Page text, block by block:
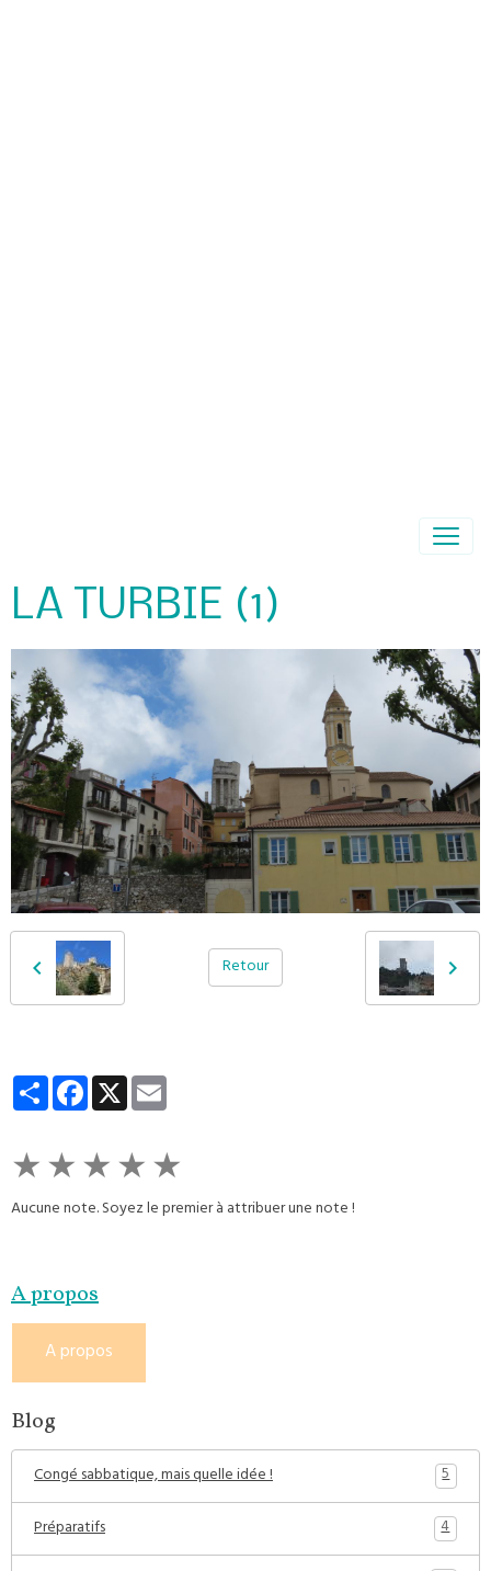
LA TURBIE (1)
Retour
PartagerFacebook
X
★★★★★
Aucune note. Soyez le premier à attribuer une note !
A propos
A propos
Blog
Congé sabbatique, mais quelle idée !
5
Préparatifs
4